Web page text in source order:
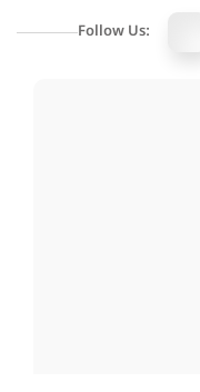
Follow Us: